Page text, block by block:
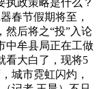
春节假期将至，
然后将之“投”入论
中牟县局正在工做
看大白了，现将5
城市霓虹闪灼，